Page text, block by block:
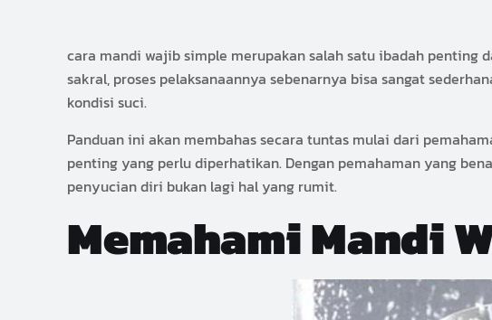
cara mandi wajib simple merupakan salah satu ibadah penting
sakral, proses pelaksanaannya sebenarnya bisa sangat
kondisi suci.
Panduan ini akan membahas secara tuntas mulai dari
penting yang perlu diperhatikan. Dengan pemahaman yang
penyucian diri bukan lagi hal yang rumit.
Memahami Mandi